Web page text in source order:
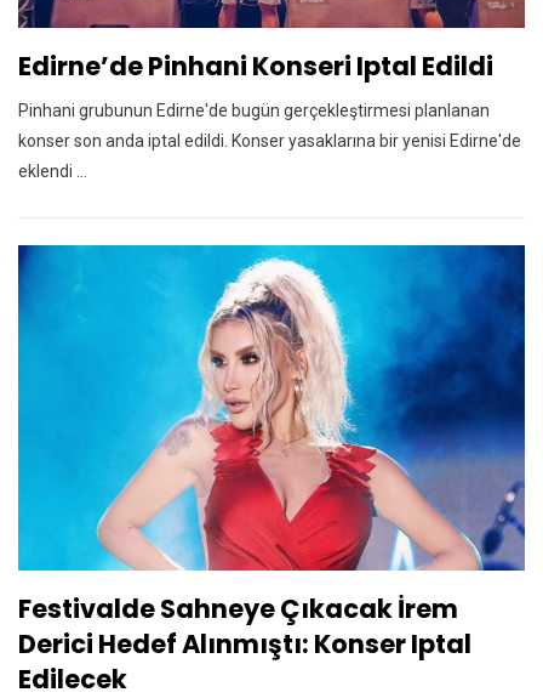
Edirne’de Pinhani Konseri Iptal Edildi
Pinhani grubunun Edirne'de bugün gerçekleştirmesi planlanan
konser son anda iptal edildi. Konser yasaklarına bir yenisi Edirne'de
eklendi ...
Festivalde Sahneye Çıkacak İrem
Derici Hedef Alınmıştı: Konser Iptal
Edilecek